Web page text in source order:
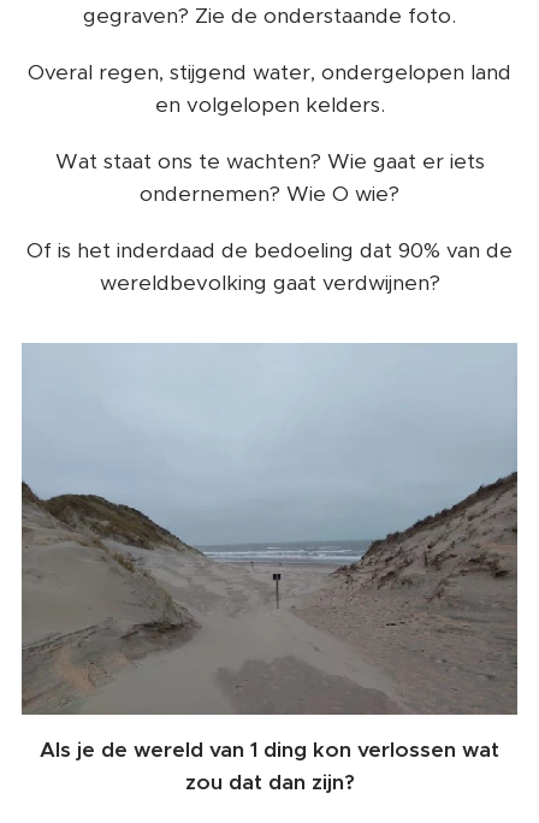
gegraven? Zie de onderstaande foto.
Overal regen, stijgend water, ondergelopen land
en volgelopen kelders.
Wat staat ons te wachten? Wie gaat er iets
ondernemen? Wie O wie?
Of is het inderdaad de bedoeling dat 90% van de
wereldbevolking gaat verdwijnen?
Als je de wereld van 1 ding kon verlossen wat
zou dat dan zijn?